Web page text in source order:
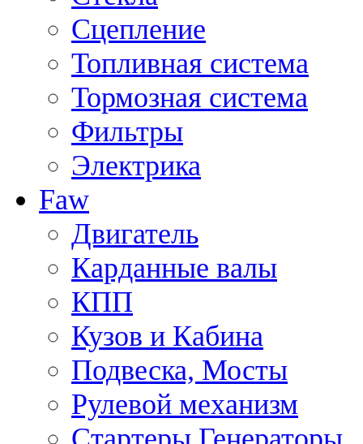
Сцепление
Топливная система
Тормозная система
Фильтры
Электрика
Faw
Двигатель
Карданные валы
КПП
Кузов и Кабина
Подвеска, Мосты
Рулевой механизм